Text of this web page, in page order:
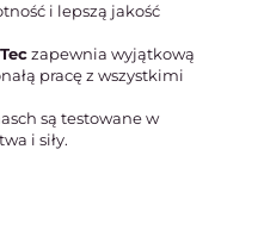
i lepszą jakość
zapewnia wyjątkową
pracę z wszystkimi
są testowane w
i siły.